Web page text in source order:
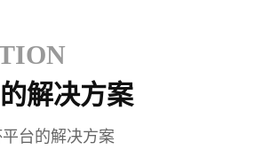
解决方案
台的解决方案